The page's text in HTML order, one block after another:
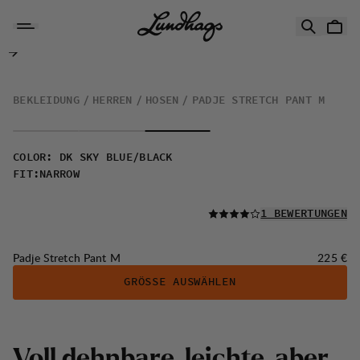
Padje Stretch Pant M
BEKLEIDUNG HERREN HOSEN PADJE STRETCH PANT M
COLOR :
DK SKY BLUE/BLACK
FIT: NARROW
LESEN SIE ALLE
1 BEWERTUNGEN
Padje Stretch Pant M Preis:
225 €
GRÖSSE AUSWÄHLEN